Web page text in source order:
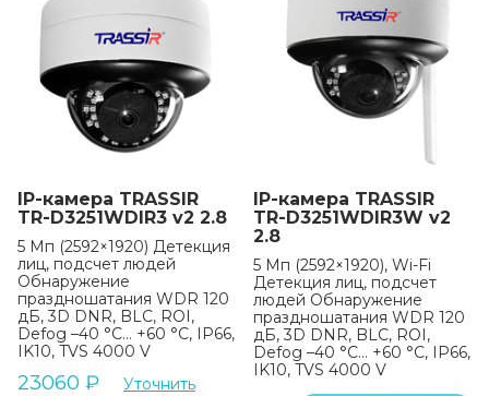
IP-камера TRASSIR
TR-D3251WDIR3 v2 2.8
5 Мп (2592×1920) Детекция
лиц, подсчет людей
Обнаружение
праздношатания WDR 120
дБ, 3D DNR, BLC, ROI,
Defog –40 °C… +60 °C, IP66,
IK10, TVS 4000 V
23060 ₽ Уточнить
IP-камера TRASSIR
TR-D3251WDIR3W v2
2.8
5 Мп (2592×1920), Wi-Fi
Детекция лиц, подсчет
людей Обнаружение
праздношатания WDR 120
дБ, 3D DNR, BLC, ROI,
Defog –40 °C… +60 °C, IP66,
IK10, TVS 4000 V